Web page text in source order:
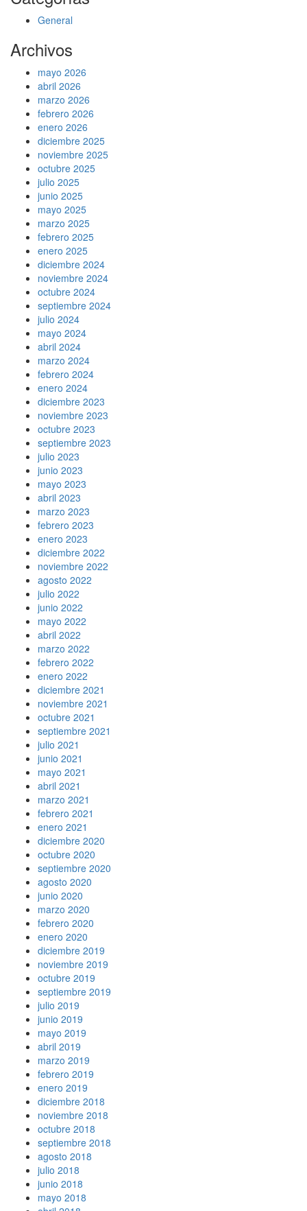
General
Archivos
mayo 2026
abril 2026
marzo 2026
febrero 2026
enero 2026
diciembre 2025
noviembre 2025
octubre 2025
julio 2025
junio 2025
mayo 2025
marzo 2025
febrero 2025
enero 2025
diciembre 2024
noviembre 2024
octubre 2024
septiembre 2024
julio 2024
mayo 2024
abril 2024
marzo 2024
febrero 2024
enero 2024
diciembre 2023
noviembre 2023
octubre 2023
septiembre 2023
julio 2023
junio 2023
mayo 2023
abril 2023
marzo 2023
febrero 2023
enero 2023
diciembre 2022
noviembre 2022
agosto 2022
julio 2022
junio 2022
mayo 2022
abril 2022
marzo 2022
febrero 2022
enero 2022
diciembre 2021
noviembre 2021
octubre 2021
septiembre 2021
julio 2021
junio 2021
mayo 2021
abril 2021
marzo 2021
febrero 2021
enero 2021
diciembre 2020
octubre 2020
septiembre 2020
agosto 2020
junio 2020
marzo 2020
febrero 2020
enero 2020
diciembre 2019
noviembre 2019
octubre 2019
septiembre 2019
julio 2019
junio 2019
mayo 2019
abril 2019
marzo 2019
febrero 2019
enero 2019
diciembre 2018
noviembre 2018
octubre 2018
septiembre 2018
agosto 2018
julio 2018
junio 2018
mayo 2018